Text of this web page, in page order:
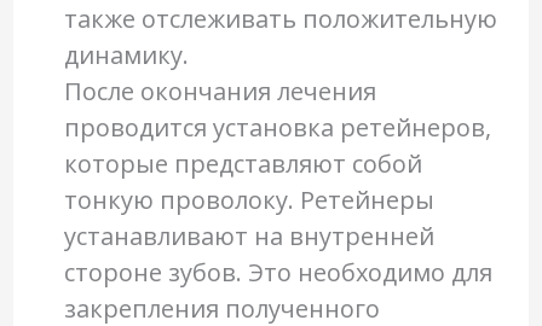
также отслеживать положительную
динамику.
После окончания лечения
проводится установка ретейнеров,
которые представляют собой
тонкую проволоку. Ретейнеры
устанавливают на внутренней
стороне зубов. Это необходимо для
закрепления полученного